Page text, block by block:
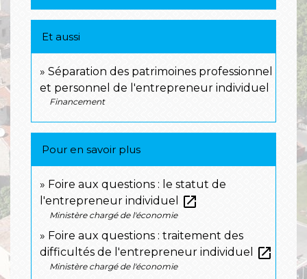
Et aussi
Séparation des patrimoines professionnel
et personnel de l'entrepreneur individuel
Financement
Pour en savoir plus
Foire aux questions : le statut de
l'entrepreneur individuel
open_in_new
Ministère chargé de l'économie
Foire aux questions : traitement des
difficultés de l'entrepreneur individuel
open_in_new
Ministère chargé de l'économie